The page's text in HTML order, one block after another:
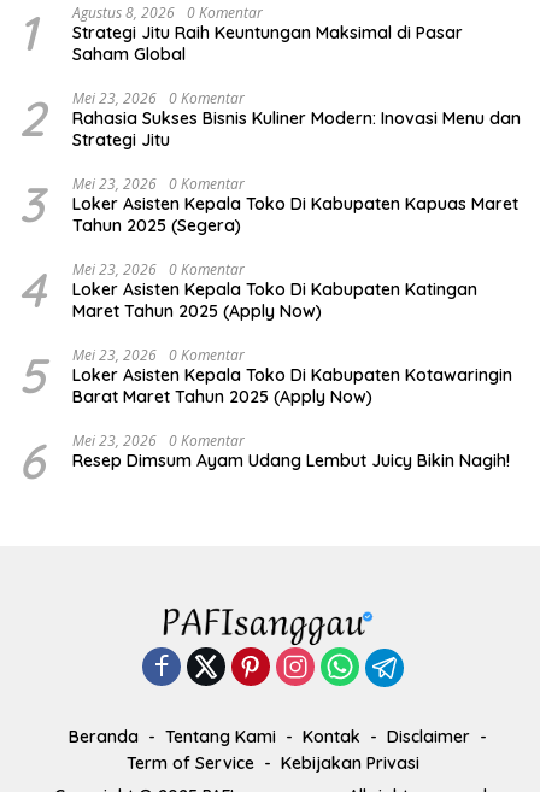
1 Agustus 8, 2026 0 Komentar
Strategi Jitu Raih Keuntungan Maksimal di Pasar
Saham Global
2 Mei 23, 2026 0 Komentar
Rahasia Sukses Bisnis Kuliner Modern: Inovasi Menu dan
Strategi Jitu
3 Mei 23, 2026 0 Komentar
Loker Asisten Kepala Toko Di Kabupaten Kapuas Maret
Tahun 2025 (Segera)
4 Mei 23, 2026 0 Komentar
Loker Asisten Kepala Toko Di Kabupaten Katingan
Maret Tahun 2025 (Apply Now)
5 Mei 23, 2026 0 Komentar
Loker Asisten Kepala Toko Di Kabupaten Kotawaringin
Barat Maret Tahun 2025 (Apply Now)
6 Mei 23, 2026 0 Komentar
Resep Dimsum Ayam Udang Lembut Juicy Bikin Nagih!
Beranda Tentang Kami Kontak
Disclaimer
Term of Service
Kebijakan Privasi